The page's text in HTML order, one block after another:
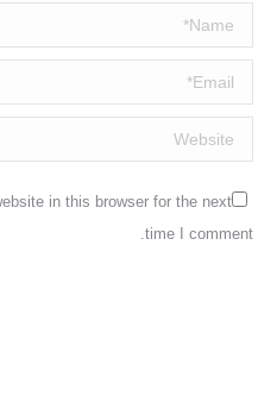
Name *
Email *
Website
in this browser for the next
time I comment.